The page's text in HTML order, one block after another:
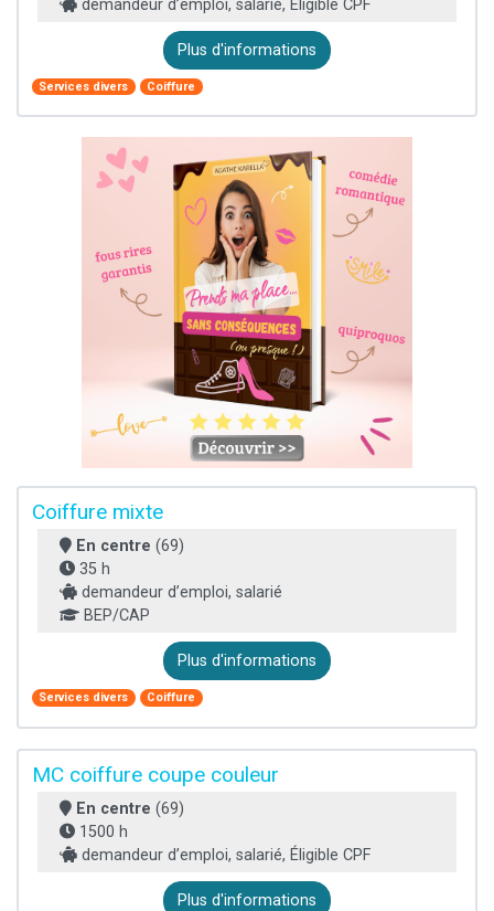
demandeur d’emploi, salarié, Éligible CPF
Plus d'informations
Services divers Coiffure
Coiffure mixte
En centre (69)
35 h
demandeur d’emploi, salarié
BEP/CAP
Plus d'informations
Services divers Coiffure
MC coiffure coupe couleur
En centre (69)
1500 h
demandeur d’emploi, salarié, Éligible CPF
Plus d'informations